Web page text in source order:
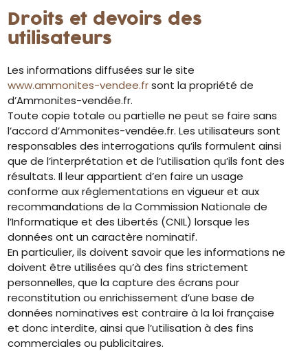
Droits et devoirs des
utilisateurs
Les informations diffusées sur le site
www.ammonites-vendee.frsont la propriété de
d’Ammonites-vendée.fr.
Toute copie totale ou partielle ne peut se faire sans
l’accord d’Ammonites-vendée.fr. Les utilisateurs sont
responsables des interrogations qu’ils formulent ainsi
que de l’interprétation et de l’utilisation qu’ils font des
résultats. Il leur appartient d’en faire un usage
conforme aux réglementations en vigueur et aux
recommandations de la Commission Nationale de
l’Informatique et des Libertés (CNIL) lorsque les
données ont un caractère nominatif.
En particulier, ils doivent savoir que les informations ne
doivent être utilisées qu’à des fins strictement
personnelles, que la capture des écrans pour
reconstitution ou enrichissement d’une base de
données nominatives est contraire à la loi française
et donc interdite, ainsi que l’utilisation à des fins
commerciales ou publicitaires.